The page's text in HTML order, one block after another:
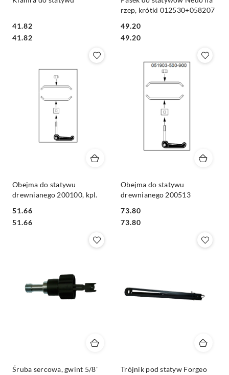
Cena:
41.82
Cena:
41.82
rzep, krótki 012530+058207
Cena:
49.20
Cena:
49.20
Obejma do statywu
drewnianego 200100, kpl.
Cena:
51.66
Cena:
51.66
Obejma do statywu
drewnianego 200513
Cena:
73.80
Cena:
73.80
Śruba sercowa, gwint 5/8' Trójnik pod statyw Forgeo